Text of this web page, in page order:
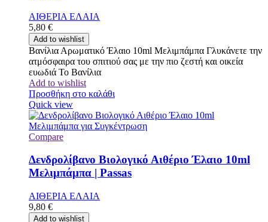
ΑΙΘΕΡΙΑ ΕΛΑΙΑ
5,80 €
Add to wishlist
Βανίλια Αρωματικό Έλαιο 10ml Μελιμπάμπα Γλυκάνετε την
ατμόσφαιρα του σπιτιού σας με την πιο ζεστή και οικεία
ευωδιά Το Βανίλια
Add to wishlist
Προσθήκη στο καλάθι
Quick view
Compare
Δενδρολίβανο Βιολογικό Αιθέριο Έλαιο 10ml
Μελιμπάμπα | Passas
ΑΙΘΕΡΙΑ ΕΛΑΙΑ
9,80 €
Add to wishlist